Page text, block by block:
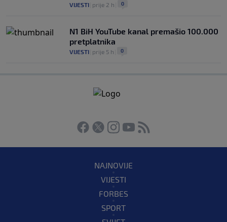
VIJESTI prije 2 h 0
N1 BiH YouTube kanal premašio 100.000
pretplatnika
VIJESTI prije 5 h 0
NAJNOVIJE
VIJESTI
FORBES
SPORT